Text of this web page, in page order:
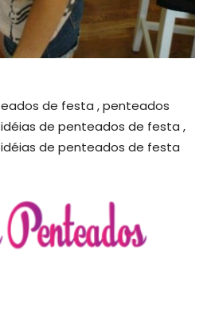
de festa , penteados
de penteados de festa ,
de penteados de festa